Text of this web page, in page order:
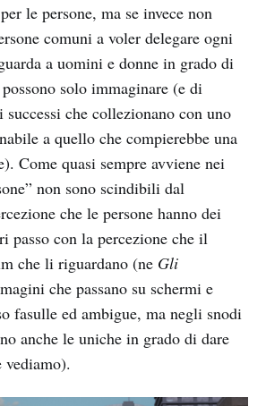
le persone, ma se invece non
comuni a voler delegare ogni
a uomini e donne in grado di
solo immaginare (e di
che collezionano con uno
a quello che compierebbe una
Come quasi sempre avviene nei
non sono scindibili dal
che le persone hanno dei
passo con la percezione che il
che li riguardano (ne Gli
che passano su schermi e
fasulle ed ambigue, ma negli snodi
anche le uniche in grado di dare
vediamo).